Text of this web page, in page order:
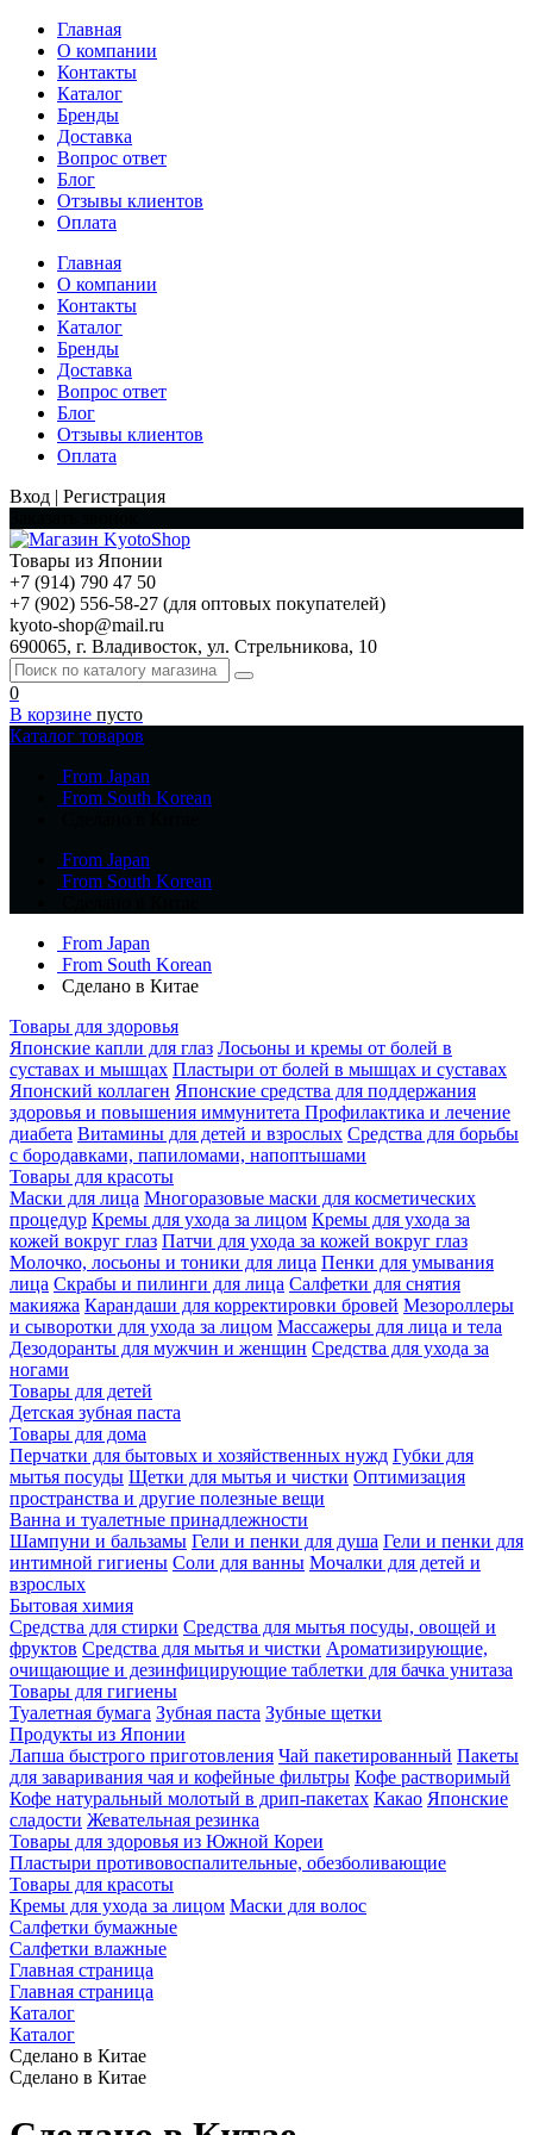
Главная
О компании
Контакты
Каталог
Бренды
Доставка
Вопрос ответ
Блог
Отзывы клиентов
Оплата
Главная
О компании
Контакты
Каталог
Бренды
Доставка
Вопрос ответ
Блог
Отзывы клиентов
Оплата
Вход | Регистрация
Товары из Японии
+7 (914) 790 47 50
+7 (902) 556-58-27 (для оптовых покупателей)
kyoto-shop@mail.ru
690065, г. Владивосток, ул. Стрельникова, 10
0
В корзине пусто
Каталог товаров
From Japan
From South Korean
From Japan
From South Korean
From Japan
From South Korean
Сделано в Китае
Товары для здоровья
Японские капли для глаз Лосьоны и кремы от болей в
суставах и мышцах Пластыри от болей в мышцах и суставах
Японский коллаген Японские средства для поддержания
здоровья и повышения иммунитета Профилактика и лечение
диабета Витамины для детей и взрослых Средства для борьбы
с бородавками, папиломами, напоптышами
Товары для красоты
Маски для лица Многоразовые маски для косметических
процедур Кремы для ухода за лицом Кремы для ухода за
кожей вокруг глаз Патчи для ухода за кожей вокруг глаз
Молочко, лосьоны и тоники для лица Пенки для умывания
лица Скрабы и пилинги для лица Салфетки для снятия
макияжа Карандаши для корректировки бровей Мезороллеры
и сыворотки для ухода за лицом Массажеры для лица и тела
Дезодоранты для мужчин и женщин Средства для ухода за
ногами
Товары для детей
Детская зубная паста
Товары для дома
Перчатки для бытовых и хозяйственных нужд Губки для
мытья посуды Щетки для мытья и чистки Оптимизация
пространства и другие полезные вещи
Ванна и туалетные принадлежности
Шампуни и бальзамы Гели и пенки для душа Гели и пенки для
интимной гигиены Соли для ванны Мочалки для детей и
взрослых
Бытовая химия
Средства для стирки Средства для мытья посуды, овощей и
фруктов Средства для мытья и чистки Ароматизирующие,
очищающие и дезинфицирующие таблетки для бачка унитаза
Товары для гигиены
Туалетная бумага Зубная паста Зубные щетки
Продукты из Японии
Лапша быстрого приготовления Чай пакетированный Пакеты
для заваривания чая и кофейные фильтры Кофе растворимый
Кофе натуральный молотый в дрип-пакетах Какао Японские
сладости Жевательная резинка
Товары для здоровья из Южной Кореи
Пластыри противовоспалительные, обезболивающие
Товары для красоты
Кремы для ухода за лицом Маски для волос
Салфетки бумажные
Салфетки влажные
Главная страница
Главная страница
Каталог
Каталог
Сделано в Китае
Сделано в Китае